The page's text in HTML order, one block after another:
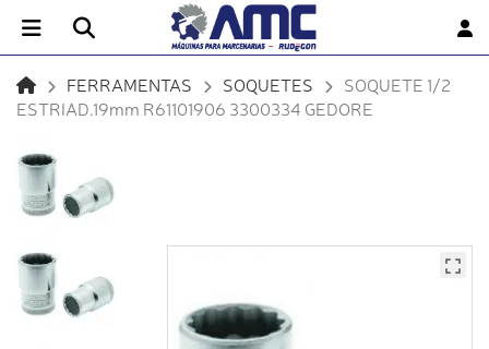
FERRAMENTAS SOQUETES
SOQUETE 1/2
ESTRIAD.19mm R61101906 3300334 GEDORE